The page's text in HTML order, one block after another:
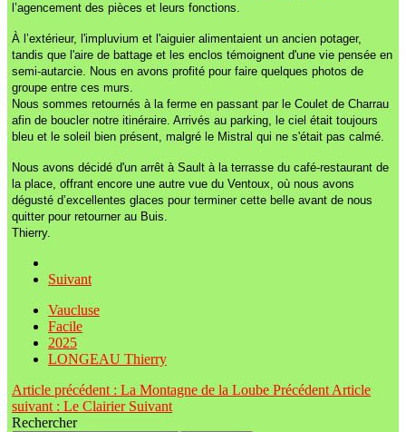
l’agencement des pièces et leurs fonctions.
À l’extérieur, l'impluvium et l'aiguier alimentaient un ancien potager,
tandis que l'aire de battage et les enclos témoignent d'une vie pensée en
semi-autarcie. Nous en avons profité pour faire quelques photos de
groupe entre ces murs.
Nous sommes retournés à la ferme en passant par le Coulet de Charrau
afin de boucler notre itinéraire. Arrivés au parking, le ciel était toujours
bleu et le soleil bien présent, malgré le Mistral qui ne s'était pas calmé.
Nous avons décidé d'un arrêt à Sault à la terrasse du café-restaurant de
la place, offrant encore une autre vue du Ventoux, où nous avons
dégusté d’excellentes glaces pour terminer cette belle avant de nous
quitter pour retourner au Buis.
Thierry.
Suivant
Vaucluse
Facile
2025
LONGEAU Thierry
Article précédent : La Montagne de la Loube Précédent Article
suivant : Le Clairier Suivant
Rechercher